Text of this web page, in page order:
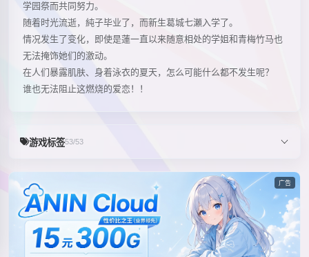
学园祭而共同努力。
随着时光流逝，純子毕业了，而新生葛城七瀬入学了。
情况发生了变化，即使是蓮一直以来随意相处的学姐和青梅竹马也
无法掩饰她们的激动。
在人们暴露肌肤、身着泳衣的夏天，怎么可能什么都不发生呢？
谁也无法阻止这燃烧的爱恋！！
游戏标签53/53
广告